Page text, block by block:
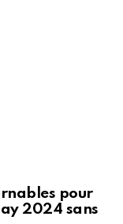
pour
2024 sans